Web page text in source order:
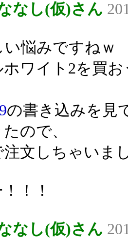
なし(仮)さん
い悩みですねｗ
ワイト2を買
の書き込みを見
ので、
文しちゃいま
！！
なし(仮)さん